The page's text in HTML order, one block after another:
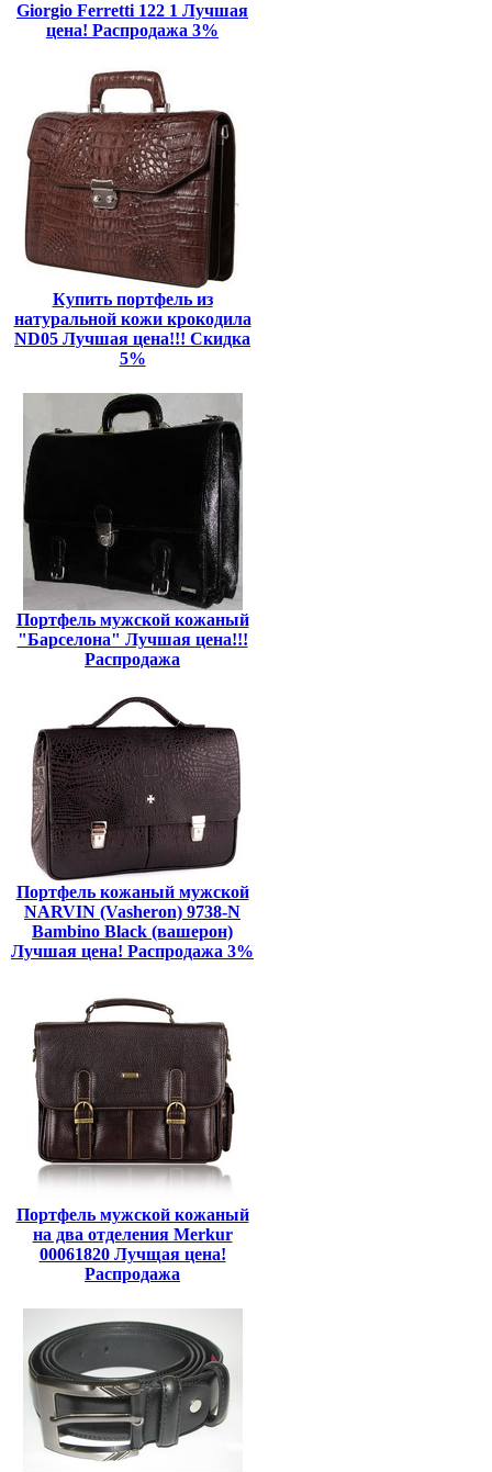
Giorgio Ferretti 122 1 Лучшая
цена! Распродажа 3%
Купить портфель из
натуральной кожи крокодила
ND05 Лучшая цена!!! Скидка
5%
Портфель мужской кожаный
"Барселона" Лучшая цена!!!
Распродажа
Портфель кожаный мужской
NARVIN (Vasheron) 9738-N
Bambino Black (вашерон)
Лучшая цена! Распродажа 3%
Портфель мужской кожаный
на два отделения Merkur
00061820 Лучщая цена!
Распродажа